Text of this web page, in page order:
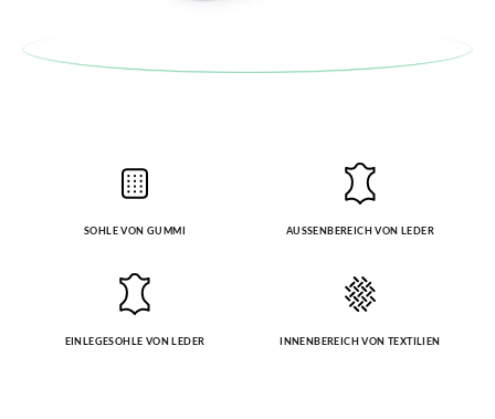
SOHLE VON GUMMI AUSSENBEREICH VON LEDER
EINLEGESOHLE VON LEDER INNENBEREICH VON TEXTILIEN